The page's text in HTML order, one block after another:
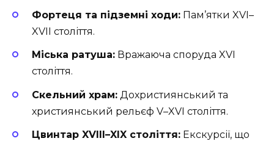
Фортеця та підземні ходи: Пам’ятки XVI–
XVII століття.
Міська ратуша: Вражаюча споруда XVI
століття.
Скельний храм: Дохристиянський та
християнський рельєф V–XVI століття.
Цвинтар XVIII–XIX століття: Екскурсії, що